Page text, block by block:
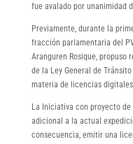
fue avalado por unanimidad
Previamente, durante la
fracción parlamentaria del
Aranguren Rosique, propuso
de la Ley General de
materia de licencias
La Iniciativa con proyecto
adicional a la actual
consecuencia, emitir una